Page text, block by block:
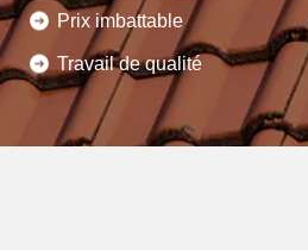
Prix imbattable
Travail de qualité